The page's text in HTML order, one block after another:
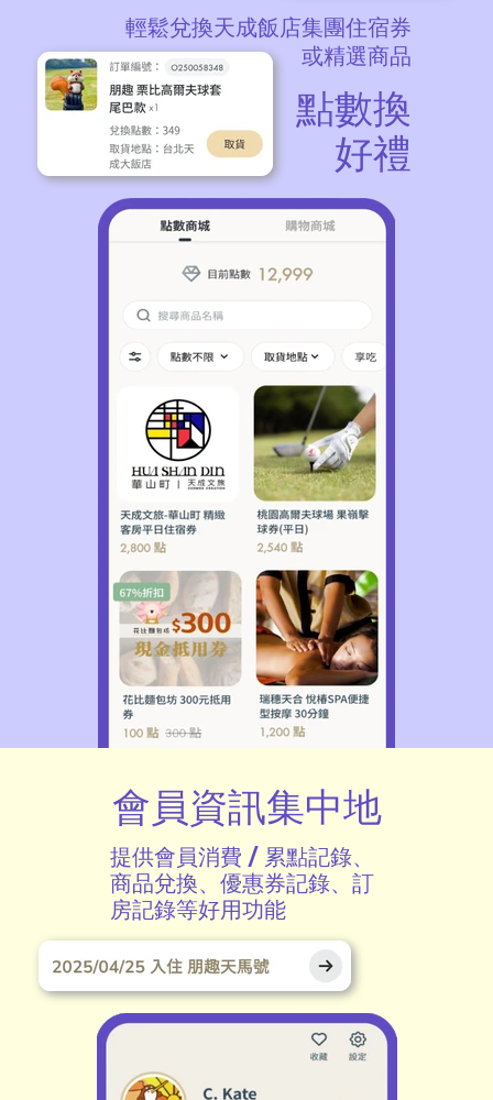
輕鬆兌換天成飯店集團住宿券
或精選商品
點數換
好禮
提供會員消費 / 累點記錄、
商品兌換、優惠券記錄、訂
房記錄等好用功能
會員資訊集中地